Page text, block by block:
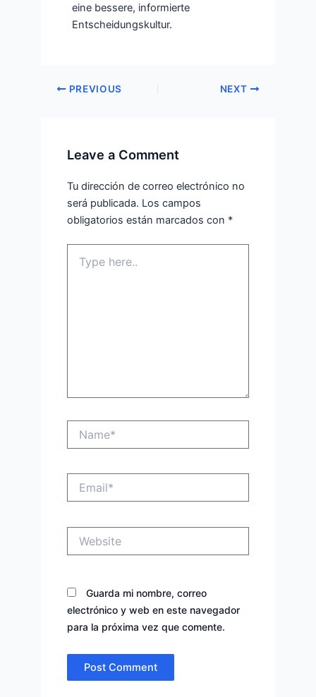
eine bessere, informierte
Entscheidungskultur.
PREVIOUS NEXT
Leave a Comment
Tu dirección de correo electrónico no
será publicada. Los campos
obligatorios están marcados con *
here..
Guarda mi nombre, correo
electrónico y web en este navegador
para la próxima vez que comente.